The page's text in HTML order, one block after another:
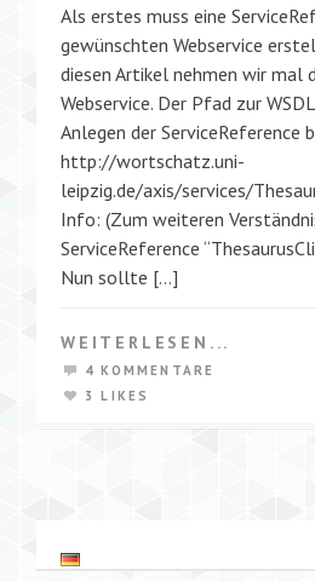
Als erstes muss eine
gewünschten Webservice
diesen Artikel nehmen wir mal
Webservice. Der Pfad zur
Anlegen der
http://wortschatz.uni-
leipzig.de/axis/services/
Info: (Zum weiteren
ServiceReference
Nun sollte […]
WEITERLESEN...
4 KOMMENTARE
3 LIKES